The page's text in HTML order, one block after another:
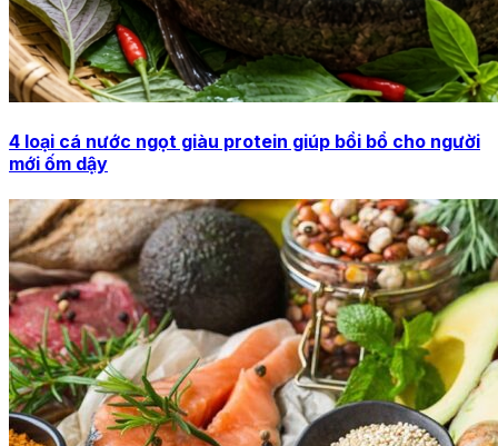
4 loại cá nước ngọt giàu protein giúp bồi bổ cho người
mới ốm dậy